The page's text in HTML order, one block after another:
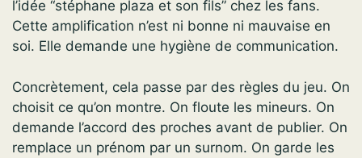
l’idée “stéphane plaza et son fils” chez les fans.
Cette amplification n’est ni bonne ni mauvaise en
soi. Elle demande une hygiène de communication.
Concrètement, cela passe par des règles du jeu. On
choisit ce qu’on montre. On floute les mineurs. On
demande l’accord des proches avant de publier. On
remplace un prénom par un surnom. On garde les